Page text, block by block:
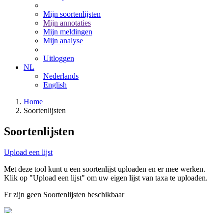
Mijn soortenlijsten
Mijn annotaties
Mijn meldingen
Mijn analyse
Uitloggen
NL
Nederlands
English
Home
Soortenlijsten
Soortenlijsten
Upload een lijst
Met deze tool kunt u een soortenlijst uploaden en er mee werken.
Klik op "Upload een lijst" om uw eigen lijst van taxa te uploaden.
Er zijn geen Soortenlijsten beschikbaar